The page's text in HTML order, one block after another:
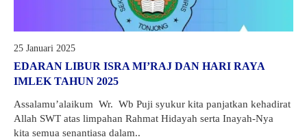
25 Januari 2025
EDARAN LIBUR ISRA MI’RAJ DAN HARI RAYA
IMLEK TAHUN 2025
Assalamu’alaikum Wr. Wb Puji syukur kita panjatkan kehadirat
Allah SWT atas limpahan Rahmat Hidayah serta Inayah-Nya
kita semua senantiasa dalam..